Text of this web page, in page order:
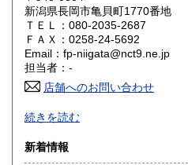
山口県 185円
香川県 185円
高知県 185円
佐賀県
熊本県
新潟県長岡市亀貝町1770番地
ＴＥＬ：080-2035-2687
ＦＡＸ：0258-24-5692
Email：fp-niigata@nct9.ne.jp
担当者：-
店舗へのお問い合わせ
最寄駅：長岡駅
続きを読む
新着情報